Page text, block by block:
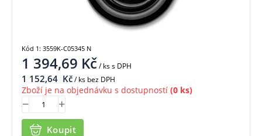
1 394,69 Kč/ kss DPH
1 152,64 Kč/ ks bez DPH
Zboží je na objednávku s dostupností (0 ks)
Koupit
Kód 1: 3559K-C05345 N